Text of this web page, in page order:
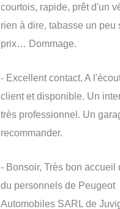
courtois, rapide, prêt d'un
rien à dire, tabasse un peu
prix… Dommage.
- Excellent contact. A
client et disponible. Un
très professionnel. Un
recommander.
- Bonsoir, Très bon accueil
du personnels de Peugeot
Automobiles SARL de